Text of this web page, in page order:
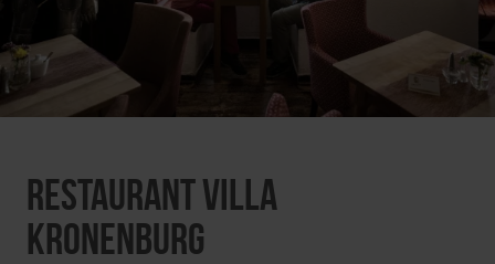
Restaurant Villa
Kronenburg